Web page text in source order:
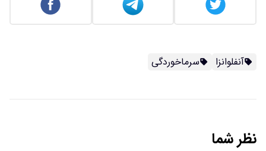
آنفلوانزا سرماخوردگی
نظر شما